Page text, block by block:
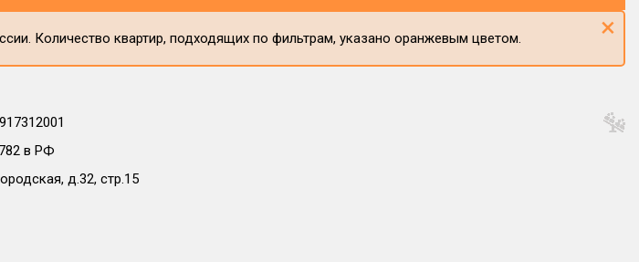
Количество квартир, подходящих по фильтрам, указано оранжевым цветом. ×
в РФ
д.32, стр.15